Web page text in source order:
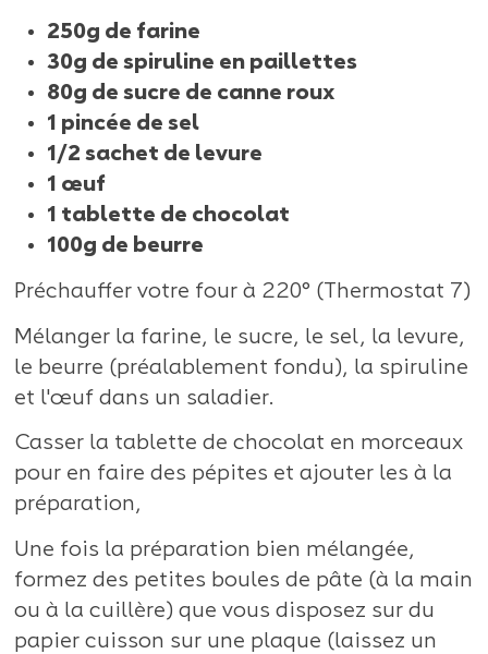
250g de farine
30g de spiruline en paillettes
80g de sucre de canne roux
1 pincée de sel
1/2 sachet de levure
1 œuf
1 tablette de chocolat
100g de beurre
Préchauffer votre four à 220° (Thermostat 7)
Mélanger la farine, le sucre, le sel, la levure,
le beurre (préalablement fondu), la spiruline
et l'œuf dans un saladier.
Casser la tablette de chocolat en morceaux
pour en faire des pépites et ajouter les à la
préparation,
Une fois la préparation bien mélangée,
formez des petites boules de pâte (à la main
ou à la cuillère) que vous disposez sur du
papier cuisson sur une plaque (laissez un